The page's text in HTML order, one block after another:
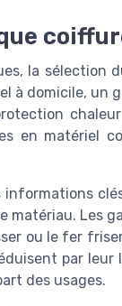
la sélection
à domicile,
en
matériau. Les
ou le fer
par
des usages.